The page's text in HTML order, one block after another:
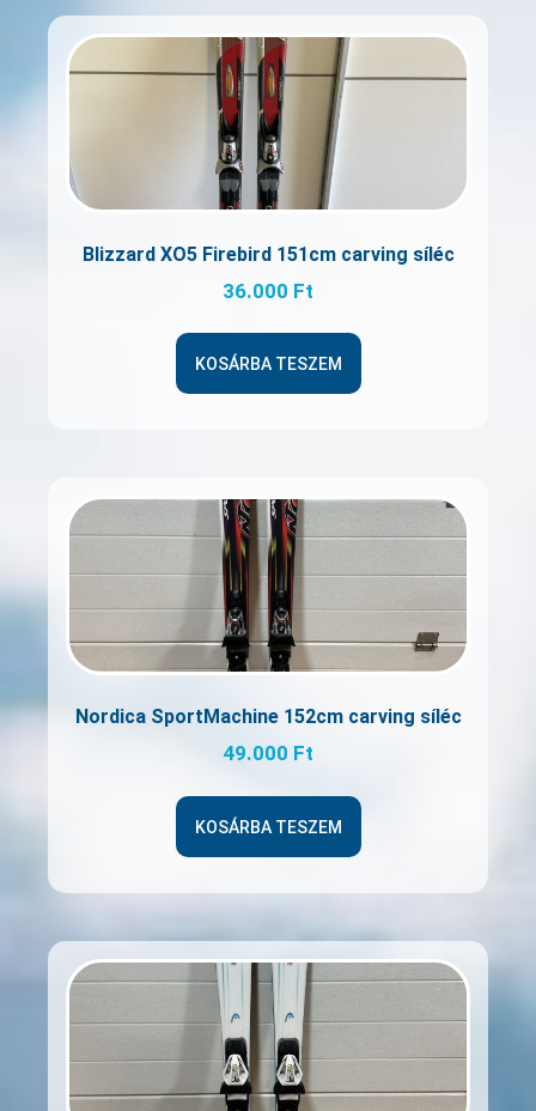
Blizzard XO5 Firebird 151cm carving síléc
36.000 Ft
KOSÁRBA TESZEM
Nordica SportMachine 152cm carving síléc
49.000 Ft
KOSÁRBA TESZEM